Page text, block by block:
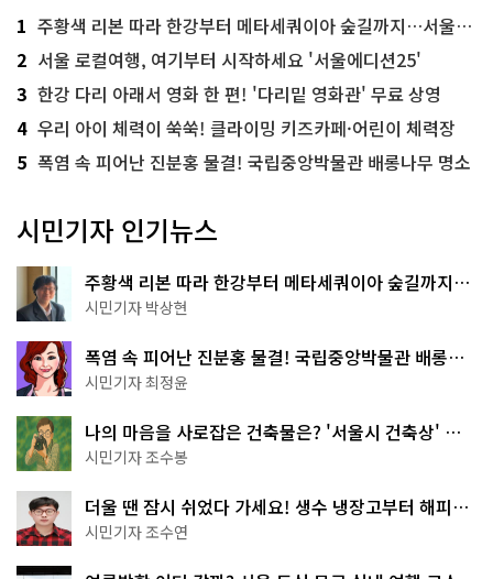
1 주황색 리본 따라 한강부터 메타세쿼이아 숲길까지…서울둘레길 15코스
2 서울 로컬여행, 여기부터 시작하세요 '서울에디션25'
3 한강 다리 아래서 영화 한 편! '다리밑 영화관' 무료 상영
4 우리 아이 체력이 쑥쑥! 클라이밍 키즈카페·어린이 체력장
5 폭염 속 피어난 진분홍 물결! 국립중앙박물관 배롱나무 명소
시민기자 인기뉴스
주황색 리본 따라 한강부터 메타세쿼이아 숲길까지…
서울둘레길 15코스
시민기자 박상현
폭염 속 피어난 진분홍 물결! 국립중앙박물관 배롱나
무 명소
시민기자 최정윤
나의 마음을 사로잡은 건축물은? '서울시 건축상' 수
상작 공개!
시민기자 조수봉
더울 땐 잠시 쉬었다 가세요! 생수 냉장고부터 해피소
·무더위쉼터까지
시민기자 조수연